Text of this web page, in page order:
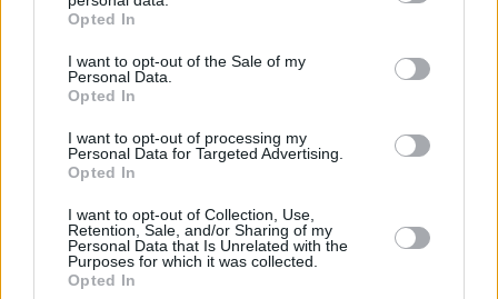
Opted In
I want to opt-out of the Sale of my
Personal Data.
Opted In
I want to opt-out of processing my
Personal Data for Targeted Advertising.
Opted In
I want to opt-out of Collection, Use,
Retention, Sale, and/or Sharing of my
Personal Data that Is Unrelated with the
Purposes for which it was collected.
Opted In
Prima sport - co nabídne v prvním
vysílacím týdnu
Kdy a kde bude Prima sport k
Parabola.cz- web o satelitní, terestrické a kabelové televizi, ©
O webu parabola.cz•O souborech cookies•
Dovolená u moře